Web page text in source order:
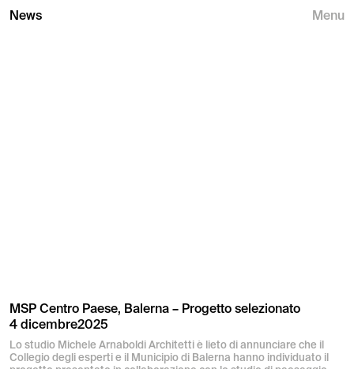
News Menu
MSP Centro Paese, Balerna – Progetto selezionato
4 dicembre2025
Lo studio Michele Arnaboldi Architetti è lieto di annunciare che il
Collegio degli esperti e il Municipio di Balerna hanno individuato il